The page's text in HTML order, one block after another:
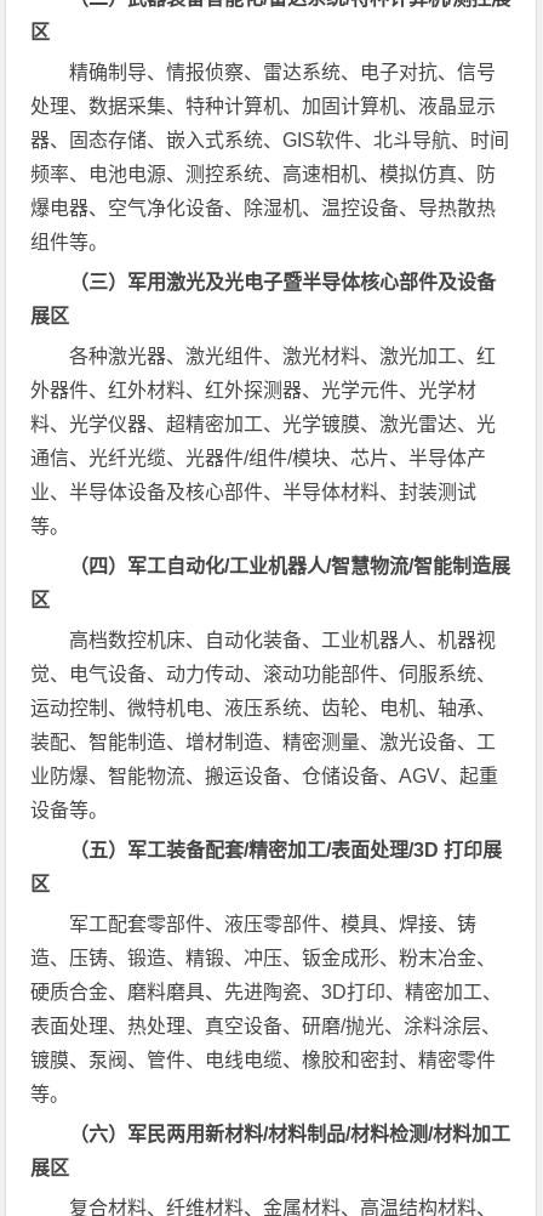
区
精确制导、情报侦察、雷达系统、电子对抗、信号
处理、数据采集、特种计算机、加固计算机、液晶显示
器、固态存储、嵌入式系统、GIS软件、北斗导航、时间
频率、电池电源、测控系统、高速相机、模拟仿真、防
爆电器、空气净化设备、除湿机、温控设备、导热散热
组件等。
（三）军用激光及光电子暨半导体核心部件及设备
展区
各种激光器、激光组件、激光材料、激光加工、红
外器件、红外材料、红外探测器、光学元件、光学材
料、光学仪器、超精密加工、光学镀膜、激光雷达、光
通信、光纤光缆、光器件/组件/模块、芯片、半导体产
业、半导体设备及核心部件、半导体材料、封装测试
等。
（四）军工自动化/工业机器人/智慧物流/智能制造展
区
高档数控机床、自动化装备、工业机器人、机器视
觉、电气设备、动力传动、滚动功能部件、伺服系统、
运动控制、微特机电、液压系统、齿轮、电机、轴承、
装配、智能制造、增材制造、精密测量、激光设备、工
业防爆、智能物流、搬运设备、仓储设备、AGV、起重
设备等。
（五）军工装备配套/精密加工/表面处理/3D 打印展
区
军工配套零部件、液压零部件、模具、焊接、铸
造、压铸、锻造、精锻、冲压、钣金成形、粉末冶金、
硬质合金、磨料磨具、先进陶瓷、3D打印、精密加工、
表面处理、热处理、真空设备、研磨/抛光、涂料涂层、
镀膜、泵阀、管件、电线电缆、橡胶和密封、精密零件
等。
（六）军民两用新材料/材料制品/材料检测/材料加工
展区
复合材料、纤维材料、金属材料、高温结构材料、